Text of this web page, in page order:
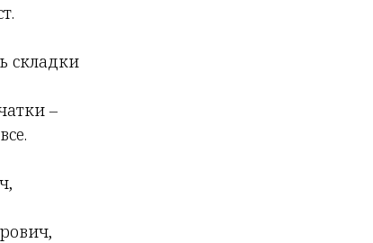
складки
–